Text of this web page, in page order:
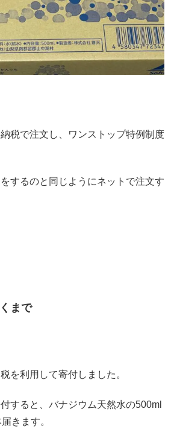
税で注文し、ワンストップ特例制度
するのと同じようにネットで注文す
まで
を利用して寄付しました。
すると、バナジウム天然水の500ml
きます。